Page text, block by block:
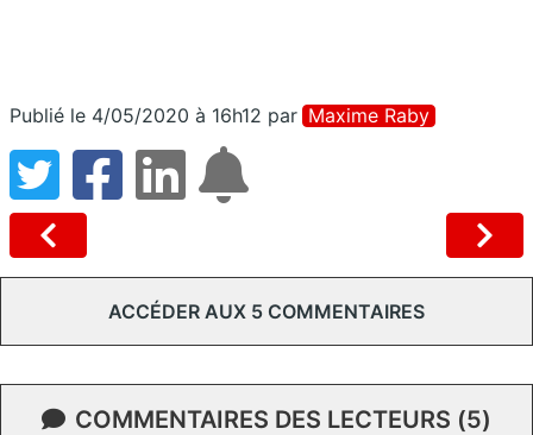
Publié le 4/05/2020 à 16h12 par Maxime Raby
ACCÉDER AUX 5 COMMENTAIRES
COMMENTAIRES DES LECTEURS (5)